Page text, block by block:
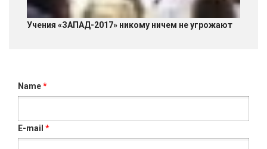
Учения «ЗАПАД-2017» никому ничем не угрожают
Name*
E-mail *